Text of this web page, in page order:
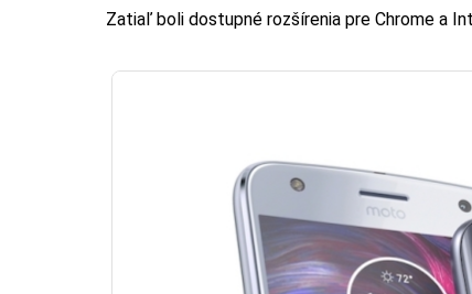
Zatiaľ boli dostupné rozšírenia pre Chrome a